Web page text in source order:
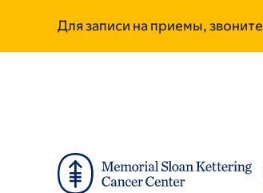
main
footer
Для записи на приемы,